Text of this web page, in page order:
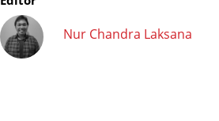
Nur Chandra Laksana